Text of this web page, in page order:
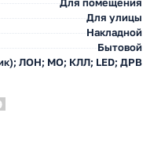
Для улицы
Накладной
Бытовой
ЛОН; МО; КЛЛ; LED; ДРВ